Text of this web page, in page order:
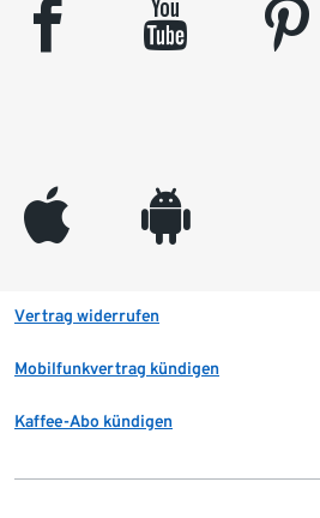
facebook youtube pinterest
appleinc android
Vertrag widerrufen
Mobilfunkvertrag kündigen
Kaffee-Abo kündigen